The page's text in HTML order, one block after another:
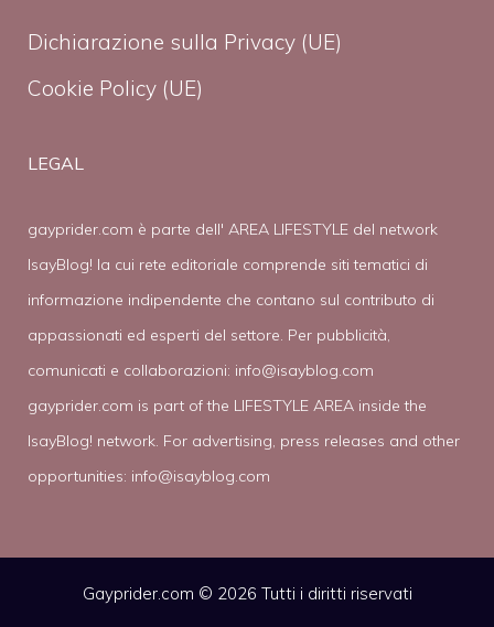
Dichiarazione sulla Privacy (UE)
Cookie Policy (UE)
LEGAL
gayprider.com è parte dell' AREA LIFESTYLE del network
IsayBlog! la cui rete editoriale comprende siti tematici di
informazione indipendente che contano sul contributo di
appassionati ed esperti del settore. Per pubblicità,
comunicati e collaborazioni: info@isayblog.com
gayprider.com is part of the LIFESTYLE AREA inside the
IsayBlog! network. For advertising, press releases and other
opportunities: info@isayblog.com
Gayprider.com © 2026 Tutti i diritti riservati